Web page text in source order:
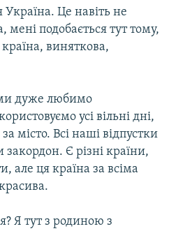
Це навіть не
мені подобається тут тому,
виняткова,
дуже любимо
усі вільні дні,
місто. Всі наші відпустки
Є різні країни,
але ця країна за всіма
Я тут з родиною з